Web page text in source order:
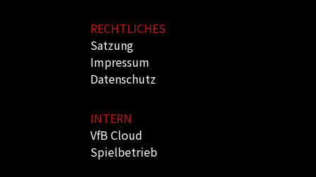
RECHTLICHES
Satzung
Impressum
Datenschutz
INTERN
VfB Cloud
Spielbetrieb